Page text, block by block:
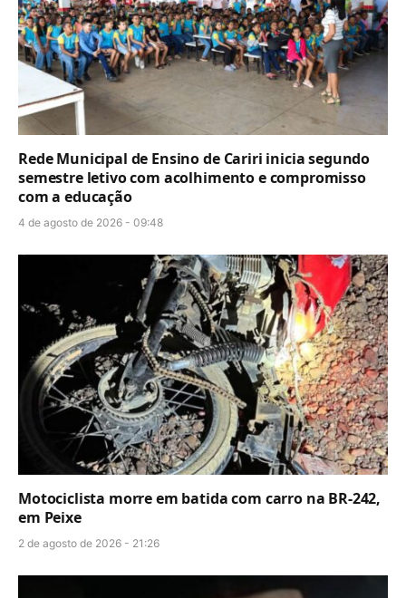
Rede Municipal de Ensino de Cariri inicia segundo
semestre letivo com acolhimento e compromisso
com a educação
4 de agosto de 2026 - 09:48
Motociclista morre em batida com carro na BR-242,
em Peixe
2 de agosto de 2026 - 21:26